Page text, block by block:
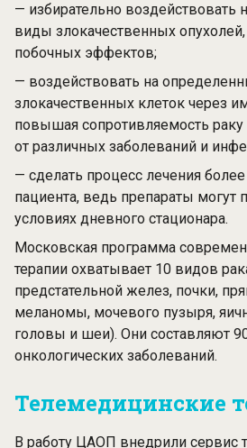
— избирательно воздействовать
виды злокачественных
побочных эффектов;
— воздействовать на
злокачественных клеток через
повышая сопротивляемость
от различных заболеваний и
— сделать процесс лечения
пациента, ведь препараты могут
условиях дневного стационара.
Московская программа
терапии охватывает 10 видов
предстательной желез, почки,
меланомы, мочевого пузыря,
головы и шеи). Они составляют
онкологических заболеваний.
Телемедицинские
В работу ЦАОП внедрили сервис